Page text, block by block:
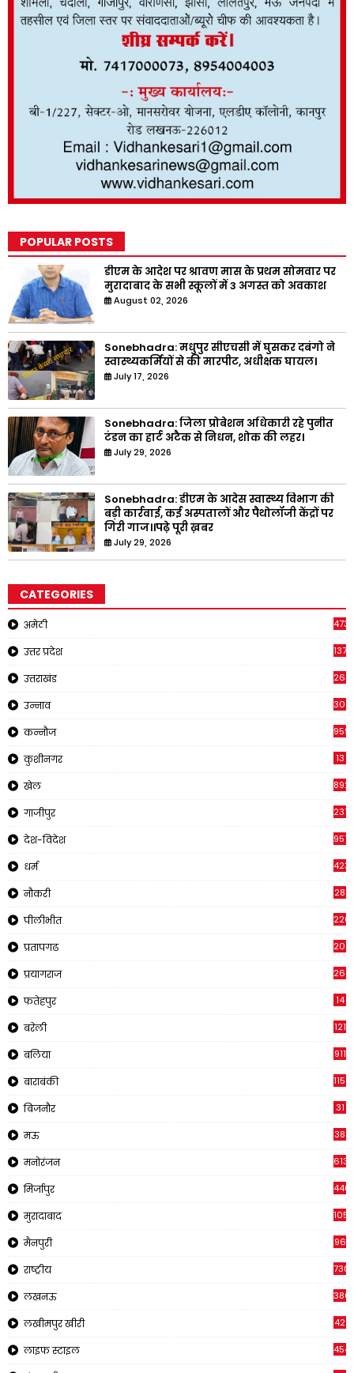
POPULAR POSTS
डीएम के आदेश पर श्रावण मास के प्रथम सोमवार पर
मुरादाबाद के सभी स्कूलों में 3 अगस्त को अवकाश
August 02, 2026
Sonebhadra: मधुपुर सीएचसी में घुसकर दबंगो ने
स्वास्थ्यकर्मियों से की मारपीट, अधीक्षक घायल।
July 17, 2026
Sonebhadra: जिला प्रोबेशन अधिकारी रहे पुनीत
टंडन का हार्ट अटैक से निधन, शोक की लहर।
July 29, 2026
Sonebhadra: डीएम के आदेस स्वास्थ्य विभाग की
बड़ी कार्रवाई, कई अस्पतालों और पैथोलॉजी केंद्रों पर
गिरी गाज।।पढ़े पूरी ख़बर
July 29, 2026
CATEGORIES
अमेठी 4735
उत्तर प्रदेश 1371
उत्तराखंड
उन्नाव 308
कन्नौज 959
कुशीनगर 13
खेल 892
गाजीपुर 237
देश-विदेश 957
धर्म 423
नौकरी 28
पीलीभीत
प्रतापगढ 2011
प्रयागराज 269
फतेहपुर 14
बरेली 121
बलिया 911
बाराबंकी 1150
बिजनौर 31
मऊ 38
मनोरंजन 613
मिर्जापुर 440
मुरादाबाद 1056
मैनपुरी 96
राष्ट्रीय
लखनऊ
लखीमपुर खीरी 42
लाइफ स्टाइल 454